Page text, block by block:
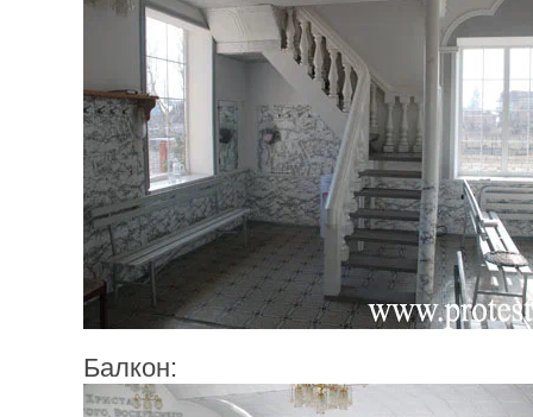
Балкон: